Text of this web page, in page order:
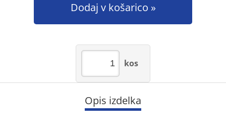
Dodaj v košarico
kos
Opis izdelka